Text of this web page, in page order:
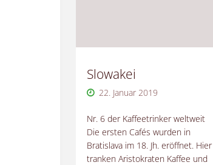
Slowakei
22. Januar 2019
Nr. 6 der Kaffeetrinker weltweit
Die ersten Cafés wurden in
Bratislava im 18. Jh. eröffnet. Hier
tranken Aristokraten Kaffee und